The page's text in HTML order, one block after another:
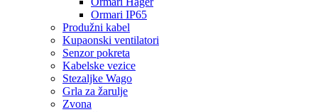
Ormari IP65
Produžni kabel
Kupaonski ventilatori
Senzor pokreta
Kabelske vezice
Stezaljke Wago
Grla za žarulje
Zvona